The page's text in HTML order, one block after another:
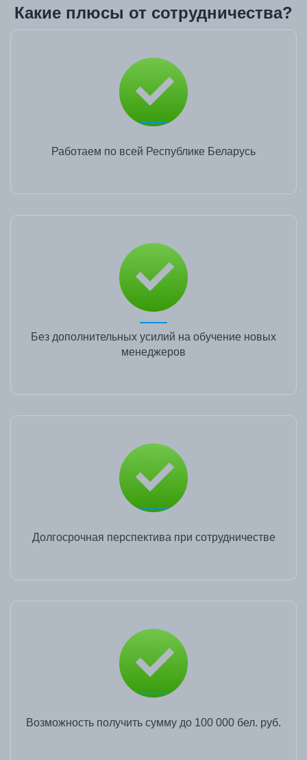
Какие плюсы от сотрудничества?
Работаем по всей Республике Беларусь
Без дополнительных усилий на обучение новых
менеджеров
Долгосрочная перспектива при сотрудничестве
Возможность получить сумму до 100 000 бел. руб.